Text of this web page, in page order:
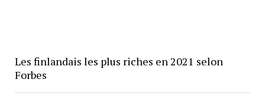
Les finlandais les plus riches en 2021 selon
Forbes